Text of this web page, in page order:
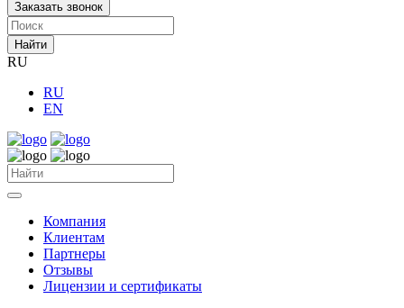
Заказать звонок
Найти
RU
RU
EN
Компания
Клиентам
Партнеры
Отзывы
Лицензии и сертификаты